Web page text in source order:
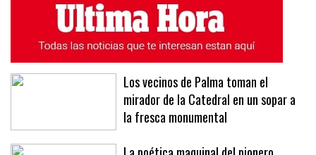
ÚLTIMAS NOTICIAS MÁS LEÍDAS
Los vecinos de Palma toman el
mirador de la Catedral en un sopar a
la fresca monumental